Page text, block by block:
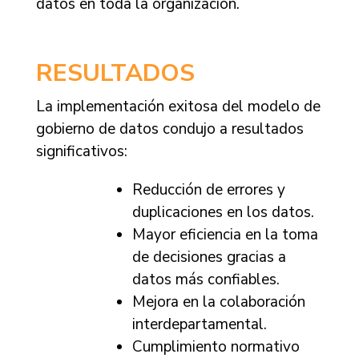
RESULTADOS
La implementación exitosa del modelo de
gobierno de datos condujo a resultados
significativos:
Reducción de errores y
duplicaciones en los datos.
Mayor eficiencia en la toma
de decisiones gracias a
datos más confiables.
Mejora en la colaboración
interdepartamental.
Cumplimiento normativo